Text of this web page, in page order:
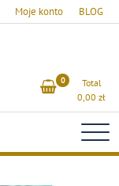
Moje konto BLOG
0
Total
0,00 zł